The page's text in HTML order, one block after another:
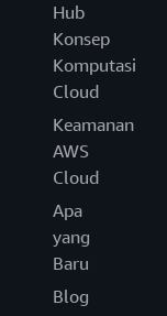
Hub
Konsep
Komputasi
Cloud
Keamanan
AWS
Cloud
Apa
yang
Baru
Blog